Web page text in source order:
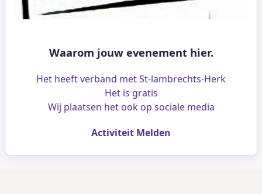
Waarom jouw evenement hier.
Het heeft verband met St-lambrechts-Herk
Het is gratis
Wij plaatsen het ook op sociale media
Activiteit Melden